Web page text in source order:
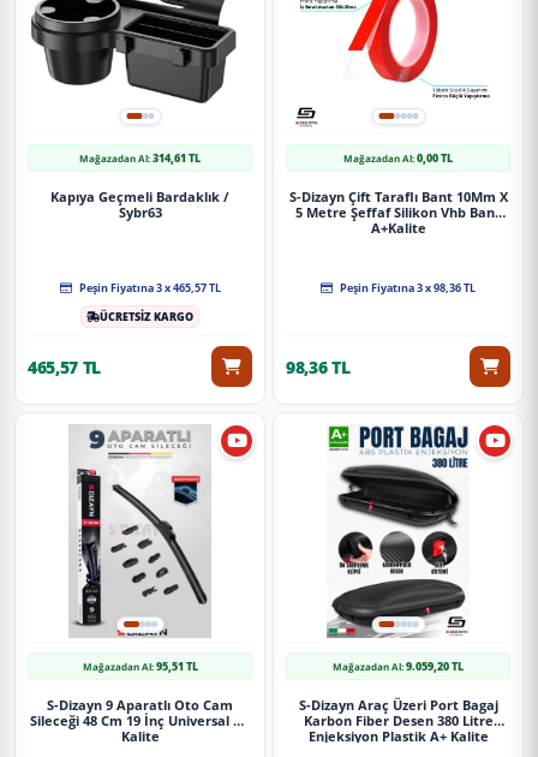
Mağazadan Al:314,61 TL
Kapıya Geçmeli Bardaklık /
Sybr63
Peşin Fiyatına 3 x 465,57 TL
ÜCRETSİZ KARGO
465,57 TL
Mağazadan Al:0,00 TL
S-Dizayn Çift Taraflı Bant 10Mm X
5 Metre Şeffaf Silikon Vhb Bant
A+Kalite
Peşin Fiyatına 3 x 98,36 TL
98,36 TL
Mağazadan Al:95,51 TL
S-Dizayn 9 Aparatlı Oto Cam
Sileceği 48 Cm 19 İnç Universal A+
Kalite
Mağazadan Al:9.059,20 TL
S-Dizayn Araç Üzeri Port Bagaj
Karbon Fiber Desen 380 Litre
Enjeksiyon Plastik A+ Kalite